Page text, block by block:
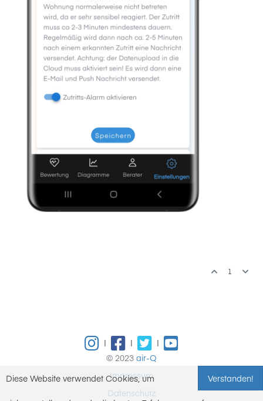
1
| |
|
© 2023 air-Q
Impressum
Datenschutz
Verstanden!
Diese Website verwendet Cookies, um